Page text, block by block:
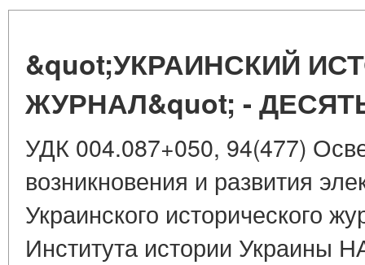
&quot;УКРАИНСКИЙ
ЖУРНАЛ&quot; -
УДК 004.087+050, 94(477)
возникновения и развития
Украинского исторического
Института истории Украины